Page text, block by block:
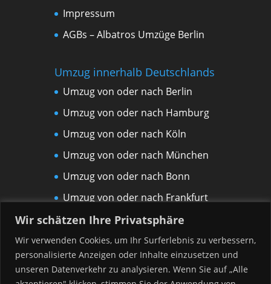
Wir schätzen Ihre Privatsphäre
Wir verwenden Cookies, um Ihr Surferlebnis zu verbessern,
personalisierte Anzeigen oder Inhalte einzusetzen und
unseren Datenverkehr zu analysieren. Wenn Sie auf „Alle
Impressum
AGBs – Albatros Umzüge Berlin
Umzug innerhalb Deutschlands
Umzug von oder nach Berlin
Umzug von oder nach Hamburg
Umzug von oder nach Köln
Umzug von oder nach München
Umzug von oder nach Bonn
Umzug von oder nach Frankfurt
am Main
Umzug von oder nach Leipzig
Umzug von oder nach Rostock
Umzug von oder nach Düsseldorf